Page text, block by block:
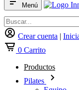
Menú
Crear cuenta |
0 Carrito
Productos
Pilates